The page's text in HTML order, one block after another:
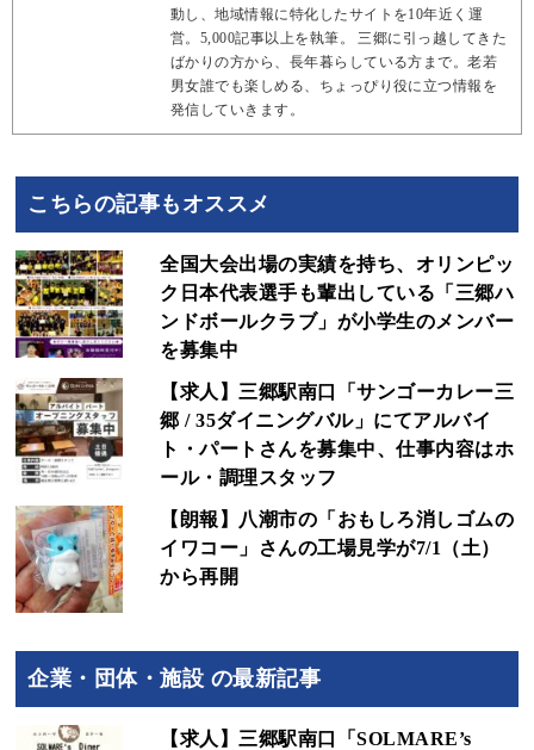
動し、地域情報に特化したサイトを10年近く運
営。5,000記事以上を執筆。 三郷に引っ越してきた
ばかりの方から、長年暮らしている方まで。老若
男女誰でも楽しめる、ちょっぴり役に立つ情報を
発信していきます。
こちらの記事もオススメ
全国大会出場の実績を持ち、オリンピッ
ク日本代表選手も輩出している「三郷ハ
ンドボールクラブ」が小学生のメンバー
を募集中
【求人】三郷駅南口「サンゴーカレー三
郷 / 35ダイニングバル」にてアルバイ
ト・パートさんを募集中、仕事内容はホ
ール・調理スタッフ
【朗報】八潮市の「おもしろ消しゴムの
イワコー」さんの工場見学が7/1（土）
から再開
企業・団体・施設 の最新記事
【求人】三郷駅南口「SOLMARE’s